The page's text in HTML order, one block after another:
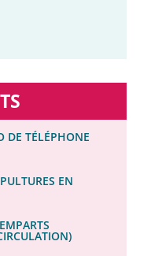
DE TÉLÉPHONE
EN